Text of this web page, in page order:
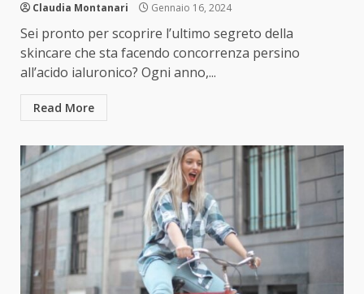
Claudia Montanari Gennaio 16, 2024
Sei pronto per scoprire l’ultimo segreto della
skincare che sta facendo concorrenza persino
all’acido ialuronico? Ogni anno,...
Read More